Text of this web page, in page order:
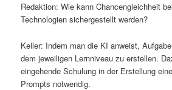
Redaktion: Wie kann Chancengleichheit
Technologien sichergestellt werden?
Keller: Indem man die KI anweist,
dem jeweiligen Lernniveau zu erstellen.
eingehende Schulung in der Erstellung
Prompts notwendig.